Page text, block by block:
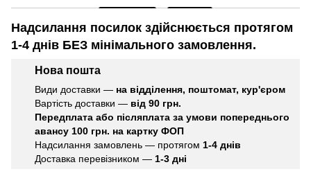
Надсилання посилок здійснюється протягом
1-4 днів БЕЗ мінімального замовлення.
Нова пошта
Види доставки — на відділення, поштомат, кур'єром
Вартість доставки — від 90 грн.
Передплата або післяплата за умови попереднього
авансу 100 грн. на картку ФОП
Надсилання замовлень — протягом 1-4 днів
Доставка перевізником — 1-3 дні